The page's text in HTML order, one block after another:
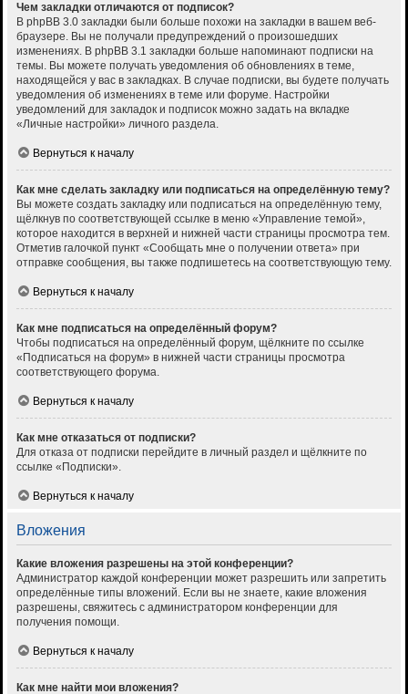
Чем закладки отличаются от подписок?
В phpBB 3.0 закладки были больше похожи на закладки в вашем веб-
браузере. Вы не получали предупреждений о произошедших
изменениях. В phpBB 3.1 закладки больше напоминают подписки на
темы. Вы можете получать уведомления об обновлениях в теме,
находящейся у вас в закладках. В случае подписки, вы будете получать
уведомления об изменениях в теме или форуме. Настройки
уведомлений для закладок и подписок можно задать на вкладке
«Личные настройки» личного раздела.
Вернуться к началу
Как мне сделать закладку или подписаться на определённую тему?
Вы можете создать закладку или подписаться на определённую тему,
щёлкнув по соответствующей ссылке в меню «Управление темой»,
которое находится в верхней и нижней части страницы просмотра тем.
Отметив галочкой пункт «Сообщать мне о получении ответа» при
отправке сообщения, вы также подпишетесь на соответствующую тему.
Вернуться к началу
Как мне подписаться на определённый форум?
Чтобы подписаться на определённый форум, щёлкните по ссылке
«Подписаться на форум» в нижней части страницы просмотра
соответствующего форума.
Вернуться к началу
Как мне отказаться от подписки?
Для отказа от подписки перейдите в личный раздел и щёлкните по
ссылке «Подписки».
Вернуться к началу
Вложения
Какие вложения разрешены на этой конференции?
Администратор каждой конференции может разрешить или запретить
определённые типы вложений. Если вы не знаете, какие вложения
разрешены, свяжитесь с администратором конференции для
получения помощи.
Вернуться к началу
Как мне найти мои вложения?